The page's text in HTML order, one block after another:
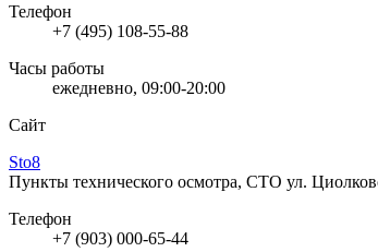
Телефон
+7 (495) 108-55-88
Часы работы
ежедневно, 09:00-20:00
Сайт
Sto8
Пункты технического осмотра, СТО ул.
Телефон
+7 (903) 000-65-44